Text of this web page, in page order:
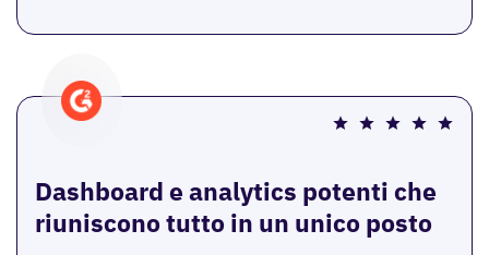
Dashboard e analytics potenti che
riuniscono tutto in un unico posto